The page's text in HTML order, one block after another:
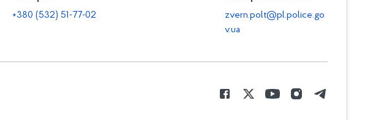
+380 (532) 51-77-02
zvern.polt@pl.police.go
v.ua